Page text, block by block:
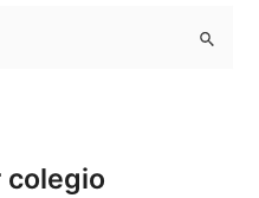
colegio